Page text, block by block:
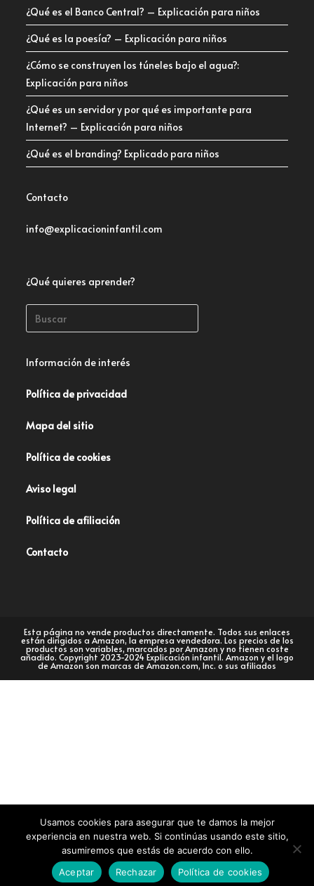
¿Qué es el Banco Central? – Explicación para niños
¿Qué es la poesía? – Explicación para niños
¿Cómo se construyen los túneles bajo el agua?:
Explicación para niños
¿Qué es un servidor y por qué es importante para
Internet? – Explicación para niños
¿Qué es el branding? Explicado para niños
Contacto
info@explicacioninfantil.com
¿Qué quieres aprender?
Información de interés
Política de privacidad
Mapa del sitio
Política de cookies
Aviso legal
Política de afiliación
Contacto
Esta página no vende productos directamente. Todos sus enlaces
están dirigidos a Amazon, la empresa vendedora. Los precios de los
productos son variables, marcados por Amazon y no tienen coste
añadido. Copyright 2023-2024 Explicación infantil. Amazon y el logo
de Amazon son marcas de Amazon.com, Inc. o sus afiliados
Usamos cookies para asegurar que te damos la mejor
experiencia en nuestra web. Si continúas usando este sitio,
asumiremos que estás de acuerdo con ello.
Aceptar
Rechazar Política de cookies